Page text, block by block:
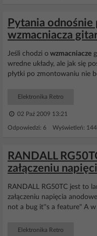
Pytania
wzmacniacza
Jeśli chodzi o wzmacniacze
wredne układy, ale jak się
płytki po zmontowaniu nie
Elektronika Retro
02 Paź 2009 13:21
Odpowiedzi: 6 Wyświetleń:
RANDALL
załączeniu
RANDALL RG50TC jest to
załączeniu napięcia
not a bug it''s a feature" A
Elektronika Retro